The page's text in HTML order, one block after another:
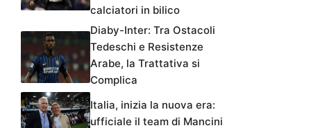
calciatori in bilico
Diaby-Inter: Tra Ostacoli
Tedeschi e Resistenze
Arabe, la Trattativa si
Complica
Italia, inizia la nuova era:
ufficiale il team di Mancini